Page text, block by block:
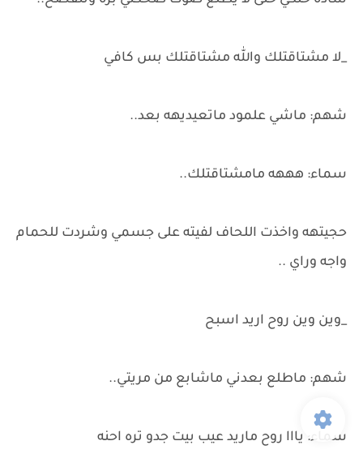
_لا مشتاقتلك والله مشتاقتلك بس كافي
شهم: ماشي علمود ماتعيديهه بعد..
سماء: هههه مامشتاقتلك..
حجيتهه واخذت اللحاف لفيته على جسمي وشردت للحمام
واجه وراي ..
_وين وين روح اريد اسبح
شهم: ماطلع بعدني ماشابع من مريتي..
سماء: يااا روح ماريد عيب بيت جدو تره احنه